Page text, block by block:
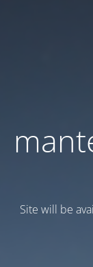
Site will be